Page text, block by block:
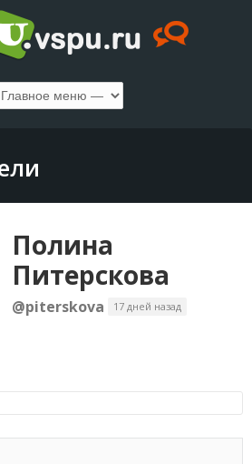
Полина
Питерскова
@piterskova 17 дней назад